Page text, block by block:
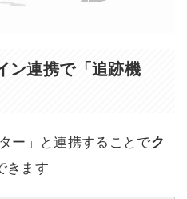
ン連携で「追跡機
ー」と連携することでク
きます